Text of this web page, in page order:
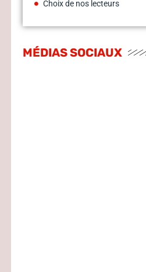
Choix de nos lecteurs
MÉDIAS SOCIAUX